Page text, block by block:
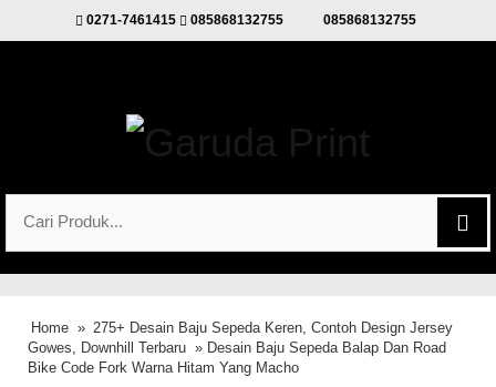
0271-7461415 085868132755 085868132755
Home » 275+ Desain Baju Sepeda Keren, Contoh Design Jersey
Gowes, Downhill Terbaru » Desain Baju Sepeda Balap Dan Road
Bike Code Fork Warna Hitam Yang Macho